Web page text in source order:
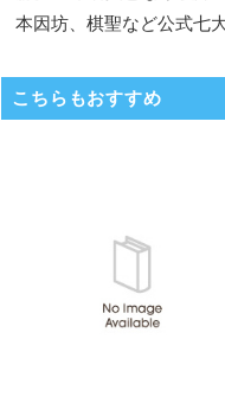
本因坊、棋聖など公式七
こちらもおすすめ